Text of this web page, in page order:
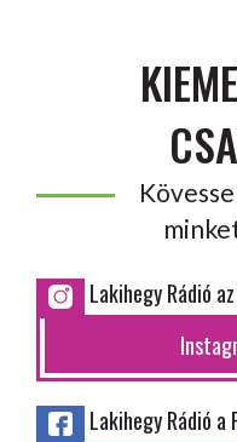
Lakihegy Rádió
Lakihegy Rádió a